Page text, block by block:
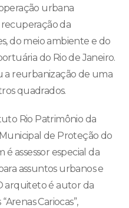
urbana
recuperação da
do meio ambiente e do
do Rio de Janeiro.
reurbanização de uma
quadrados.
Rio Patrimônio da
de Proteção do
assessor especial da
assuntos urbanos e
arquiteto é autor da
Cariocas”,